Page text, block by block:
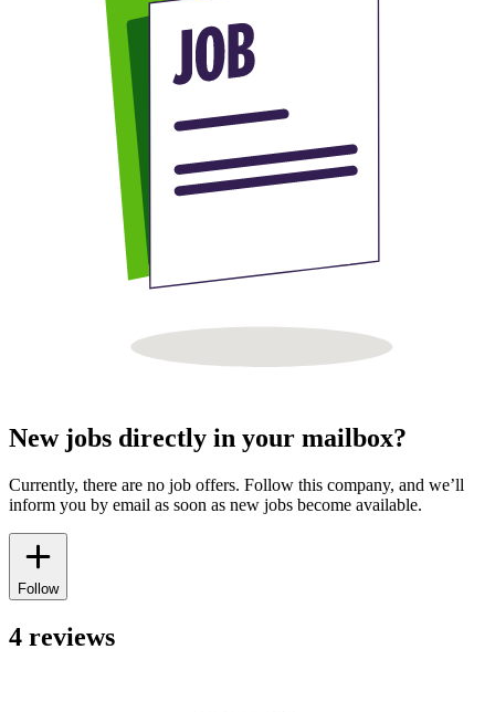
New jobs directly in your mailbox?
Currently, there are no job offers. Follow this company, and we’ll
inform you by email as soon as new jobs become available.
Follow
4 reviews